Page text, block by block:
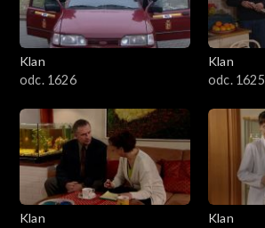
Klan
odc. 1626
Klan
odc. 1625
Klan
Klan